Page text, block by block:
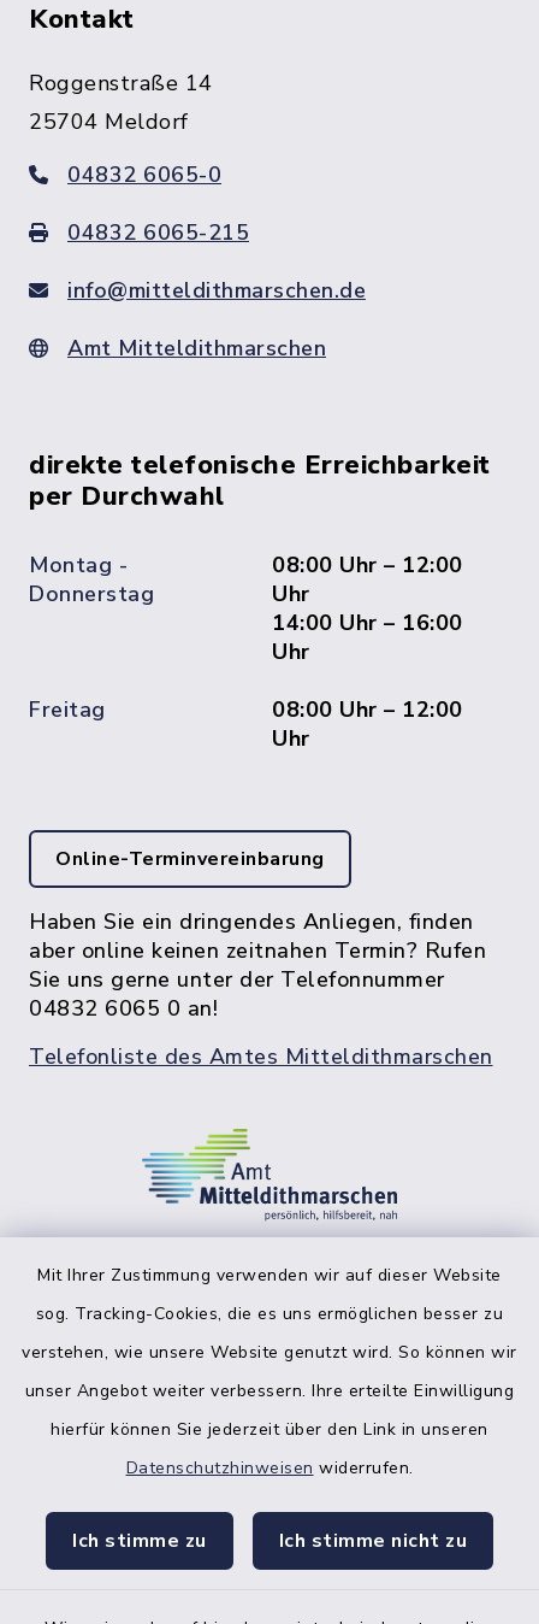
Mit Ihrer Zustimmung verwenden wir auf dieser Website
sog. Tracking-Cookies, die es uns ermöglichen besser zu
verstehen, wie unsere Website genutzt wird. So können wir
unser Angebot weiter verbessern. Ihre erteilte Einwilligung
hierfür können Sie jederzeit über den Link in unseren
Datenschutzhinweisen widerrufen.
Ich stimme zu Ich stimme nicht zu
Kontakt
Roggenstraße 14
25704 Meldorf
04832 6065-0
04832 6065-215
info@mitteldithmarschen.de
Amt Mitteldithmarschen
direkte telefonische Erreichbarkeit
per Durchwahl
Montag -
Donnerstag
08:00 Uhr – 12:00
Uhr
14:00 Uhr – 16:00
Uhr
Freitag
08:00 Uhr – 12:00
Uhr
Online-Terminvereinbarung
Haben Sie ein dringendes Anliegen, finden
aber online keinen zeitnahen Termin? Rufen
Sie uns gerne unter der Telefonnummer
04832 6065 0 an!
Telefonliste des Amtes Mitteldithmarschen
facebook
Bankverbindung der Amtskasse
Kontakt